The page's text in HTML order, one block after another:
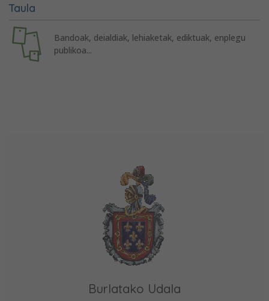
Taula
Bandoak, deialdiak, lehiaketak, ediktuak, enplegu
publikoa...
Burlatako Udala